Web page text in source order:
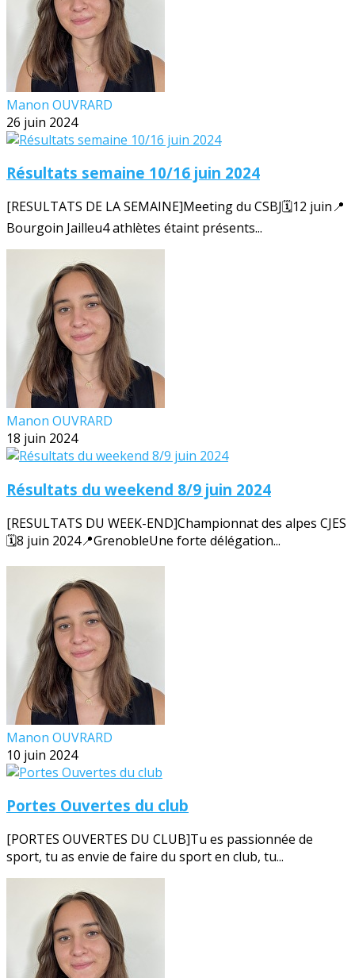
Manon OUVRARD
26 juin 2024
Résultats semaine 10/16 juin 2024
[RESULTATS DE LA SEMAINE]Meeting du CSBJ🗓️12 juin📍
Bourgoin Jailleu4 athlètes étaint présents...
Manon OUVRARD
18 juin 2024
Résultats du weekend 8/9 juin 2024
[RESULTATS DU WEEK-END]Championnat des alpes CJES
🗓️8 juin 2024📍GrenobleUne forte délégation...
Manon OUVRARD
10 juin 2024
Portes Ouvertes du club
[PORTES OUVERTES DU CLUB]Tu es passionnée de
sport, tu as envie de faire du sport en club, tu...